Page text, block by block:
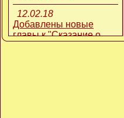
12.02.18
Добавлены новые
главы к "Сказание о